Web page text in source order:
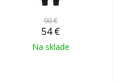
90 €
54 €
Na sklade